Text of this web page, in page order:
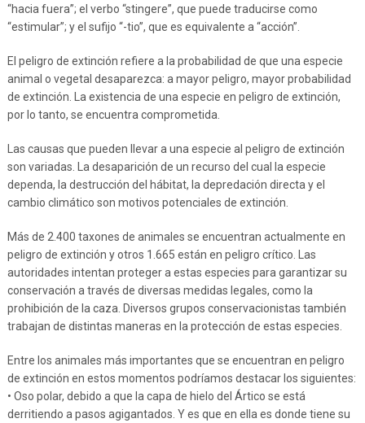
“hacia fuera”; el verbo “stingere”, que puede traducirse como
“estimular”; y el sufijo “-tio”, que es equivalente a “acción”.
El peligro de extinción refiere a la probabilidad de que una especie
animal o vegetal desaparezca: a mayor peligro, mayor probabilidad
de extinción. La existencia de una especie en peligro de extinción,
por lo tanto, se encuentra comprometida.
Las causas que pueden llevar a una especie al peligro de extinción
son variadas. La desaparición de un recurso del cual la especie
dependa, la destrucción del hábitat, la depredación directa y el
cambio climático son motivos potenciales de extinción.
Más de 2.400 taxones de animales se encuentran actualmente en
peligro de extinción y otros 1.665 están en peligro crítico. Las
autoridades intentan proteger a estas especies para garantizar su
conservación a través de diversas medidas legales, como la
prohibición de la caza. Diversos grupos conservacionistas también
trabajan de distintas maneras en la protección de estas especies.
Entre los animales más importantes que se encuentran en peligro
de extinción en estos momentos podríamos destacar los siguientes:
• Oso polar, debido a que la capa de hielo del Ártico se está
derritiendo a pasos agigantados. Y es que en ella es donde tiene su